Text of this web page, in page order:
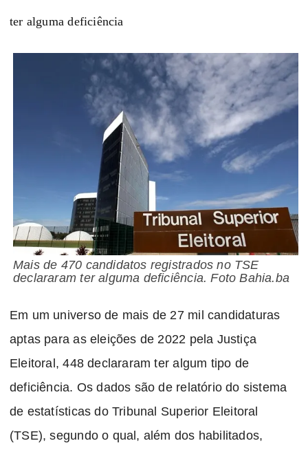
ter alguma deficiência
Mais de 470 candidatos registrados no TSE
declararam ter alguma deficiência. Foto Bahia.ba
Em um universo de mais de 27 mil candidaturas
aptas para as eleições de 2022 pela Justiça
Eleitoral, 448 declararam ter algum tipo de
deficiência. Os dados são de relatório do sistema
de estatísticas do Tribunal Superior Eleitoral
(TSE), segundo o qual, além dos habilitados,